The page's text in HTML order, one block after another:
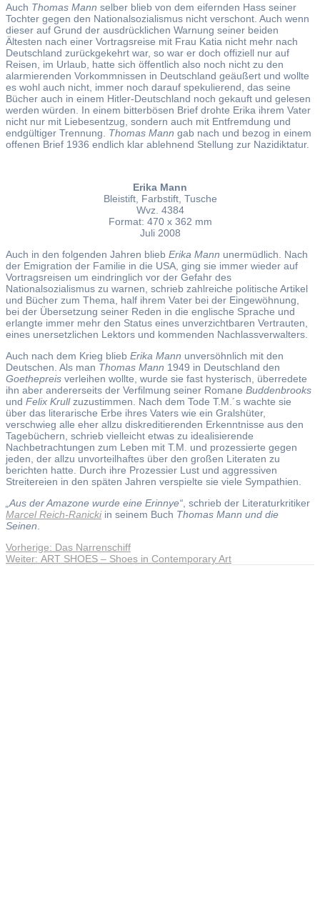
Auch Thomas Mann selber blieb von dem eifernden Hass seiner
Tochter gegen den Nationalsozialismus nicht verschont. Auch wenn
dieser auf Grund der ausdrücklichen Warnung seiner beiden
Ältesten nach einer Vortragsreise mit Frau Katia nicht mehr nach
Deutschland zurückgekehrt war, so war er doch offiziell nur auf
Reisen, im Urlaub, hatte sich öffentlich also noch nicht zu den
alarmierenden Vorkommnissen in Deutschland geäußert und wollte
es wohl auch nicht, immer noch darauf spekulierend, das seine
Bücher auch in einem Hitler-Deutschland noch gekauft und gelesen
werden würden. In einem bitterbösen Brief drohte Erika ihrem Vater
nicht nur mit Liebesentzug, sondern auch mit Entfremdung und
endgültiger Trennung. Thomas Mann gab nach und bezog in einem
offenen Brief 1936 endlich klar ablehnend Stellung zur Nazidiktatur.
Erika Mann
Bleistift, Farbstift, Tusche
Wvz. 4384
Format: 470 x 362 mm
Juli 2008
Auch in den folgenden Jahren blieb Erika Mann unermüdlich. Nach
der Emigration der Familie in die USA, ging sie immer wieder auf
Vortragsreisen um eindringlich vor der Gefahr des
Nationalsozialismus zu warnen, schrieb zahlreiche politische Artikel
und Bücher zum Thema, half ihrem Vater bei der Eingewöhnung,
bei der Übersetzung seiner Reden in die englische Sprache und
erlangte immer mehr den Status eines unverzichtbaren Vertrauten,
eines unersetzlichen Lektors und kommenden Nachlassverwalters.
Auch nach dem Krieg blieb Erika Mann unversöhnlich mit den
Deutschen. Als man Thomas Mann 1949 in Deutschland den
Goethepreis verleihen wollte, wurde sie fast hysterisch, überredete
ihn aber andererseits der Verfilmung seiner Romane Buddenbrooks
und Felix Krullzuzustimmen. Nach dem Tode T.M.´s wachte sie
über das literarische Erbe ihres Vaters wie ein Gralshüter,
verschwieg alle eher allzu diskreditierenden Erkenntnisse aus den
Tagebüchern, schrieb vielleicht etwas zu idealisierende
Nachbetrachtungen zum Leben mit T.M. und prozessierte gegen
jeden, der allzu unvorteilhaftes über den großen Literaten zu
berichten hatte. Durch ihre Prozessier Lust und aggressiven
Streitereien in den späten Jahren verspielte sie viele Sympathien.
„Aus der Amazone wurde eine Erinnye“ , schrieb der Literaturkritiker
Marcel Reich-Ranickiin seinem Buch Thomas Mann und die
Seinen
Beitragsnavigation
Vorherige: Vorheriger
Beitrag:
Das Narrenschiff
Weiter: Nächster
ART SHOES – Shoes in Contemporary Art